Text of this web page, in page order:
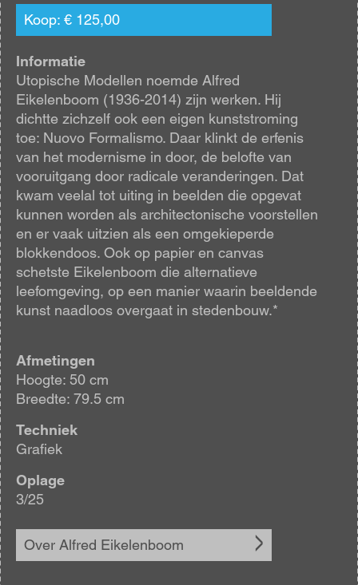
Koop: € 125,00
Informatie
Utopische Modellen noemde Alfred
Eikelenboom (1936-2014) zijn werken. Hij
dichtte zichzelf ook een eigen kunststroming
toe: Nuovo Formalismo. Daar klinkt de erfenis
van het modernisme in door, de belofte van
vooruitgang door radicale veranderingen. Dat
kwam veelal tot uiting in beelden die opgevat
kunnen worden als architectonische voorstellen
en er vaak uitzien als een omgekieperde
blokkendoos. Ook op papier en canvas
schetste Eikelenboom die alternatieve
leefomgeving, op een manier waarin beeldende
kunst naadloos overgaat in stedenbouw.*
Afmetingen
Hoogte: 50 cm
Breedte: 79.5 cm
Techniek
Grafiek
Oplage
3/25
Over Alfred Eikelenboom